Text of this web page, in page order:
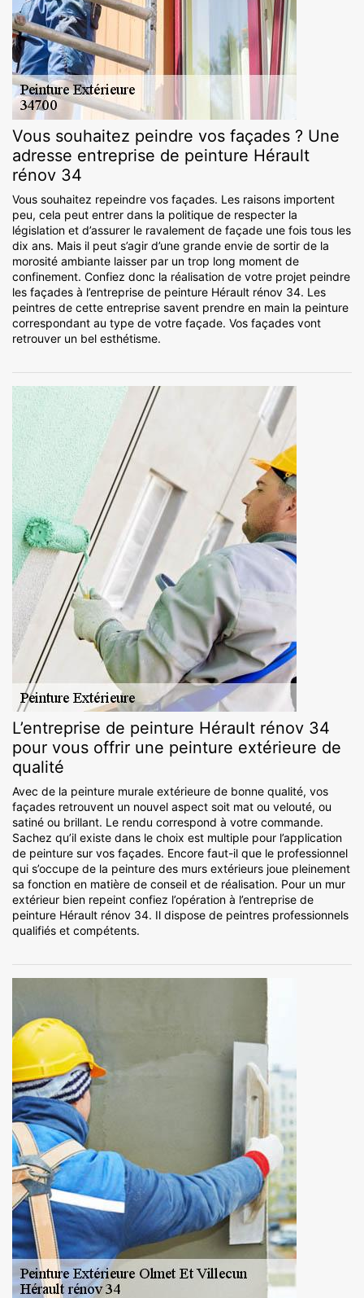
Vous souhaitez peindre vos façades ? Une
adresse entreprise de peinture Hérault
rénov 34
Vous souhaitez repeindre vos façades. Les raisons importent
peu, cela peut entrer dans la politique de respecter la
législation et d’assurer le ravalement de façade une fois tous les
dix ans. Mais il peut s’agir d’une grande envie de sortir de la
morosité ambiante laisser par un trop long moment de
confinement. Confiez donc la réalisation de votre projet peindre
les façades à l’entreprise de peinture Hérault rénov 34. Les
peintres de cette entreprise savent prendre en main la peinture
correspondant au type de votre façade. Vos façades vont
retrouver un bel esthétisme.
L’entreprise de peinture Hérault rénov 34
pour vous offrir une peinture extérieure de
qualité
Avec de la peinture murale extérieure de bonne qualité, vos
façades retrouvent un nouvel aspect soit mat ou velouté, ou
satiné ou brillant. Le rendu correspond à votre commande.
Sachez qu’il existe dans le choix est multiple pour l’application
de peinture sur vos façades. Encore faut-il que le professionnel
qui s’occupe de la peinture des murs extérieurs joue pleinement
sa fonction en matière de conseil et de réalisation. Pour un mur
extérieur bien repeint confiez l’opération à l’entreprise de
peinture Hérault rénov 34. Il dispose de peintres professionnels
qualifiés et compétents.